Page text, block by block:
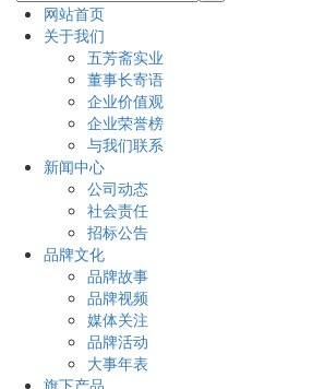
网站首页
关于我们
五芳斋实业
董事长寄语
企业价值观
企业荣誉榜
与我们联系
新闻中心
公司动态
社会责任
招标公告
品牌文化
品牌故事
品牌视频
媒体关注
品牌活动
大事年表
旗下产品